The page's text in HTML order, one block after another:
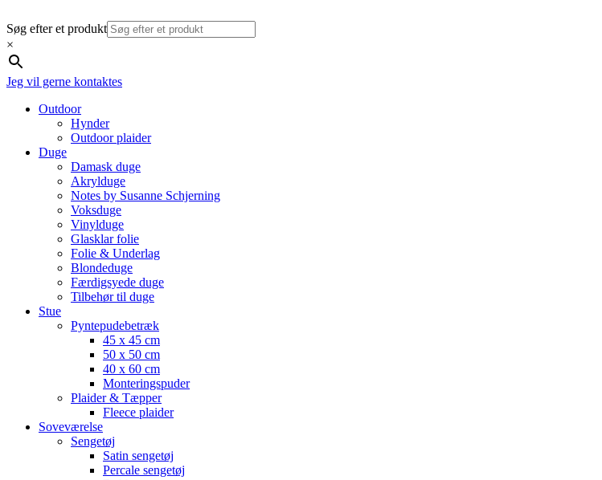
Søg efter et produkt
×
Jeg vil gerne kontaktes
Outdoor
Hynder
Outdoor plaider
Duge
Damask duge
Akrylduge
Notes by Susanne Schjerning
Voksduge
Vinylduge
Glasklar folie
Folie & Underlag
Blondeduge
Færdigsyede duge
Tilbehør til duge
Stue
Pyntepudebetræk
45 x 45 cm
50 x 50 cm
40 x 60 cm
Monteringspuder
Plaider & Tæpper
Fleece plaider
Soveværelse
Sengetøj
Satin sengetøj
Percale sengetøj